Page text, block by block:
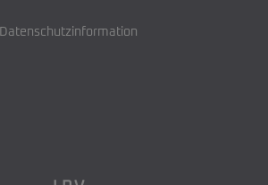
Datenschutzinformation